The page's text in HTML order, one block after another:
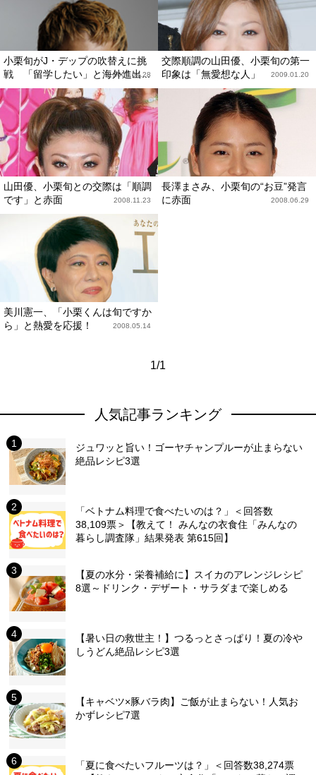
小栗旬がJ・デップの吹替えに挑
戦 「留学したい」と海外進出...
2009.04.28
交際順調の山田優、小栗旬の第一
印象は「無愛想な人」
2009.01.20
山田優、小栗旬との交際は「順調
です」と赤面
2008.11.23
長澤まさみ、小栗旬の“お豆”発言
に赤面
2008.06.29
美川憲一、「小栗くんは旬ですか
ら」と熱愛を応援！
2008.05.14
1/1
人気記事ランキング
ジュワッと旨い！ゴーヤチャンプルーが止まらない
絶品レシピ3選
「ベトナム料理で食べたいのは？」＜回答数
38,109票＞【教えて！ みんなの衣食住「みんなの
暮らし調査隊」結果発表 第615回】
【夏の水分・栄養補給に】スイカのアレンジレシピ
8選～ドリンク・デザート・サラダまで楽しめる
【暑い日の救世主！】つるっとさっぱり！夏の冷や
しうどん絶品レシピ3選
【キャベツ×豚バラ肉】ご飯が止まらない！人気お
かずレシピ7選
「夏に食べたいフルーツは？」＜回答数38,274票